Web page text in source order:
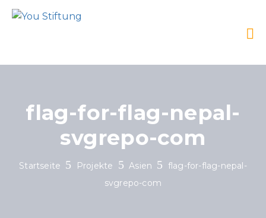
flag-for-flag-nepal-
svgrepo-com
Startseite Projekte Asien
flag-for-flag-nepal-
svgrepo-com